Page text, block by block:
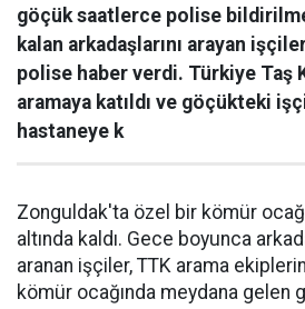
göçük saatlerce polise
kalan arkadaşlarını arayan
polise haber verdi. Türkiye Taş
aramaya katıldı ve göçükteki
hastaneye k
Zonguldak'ta özel bir kömür
altında kaldı. Gece boyunca
aranan işçiler, TTK arama
kömür ocağında meydana gelen